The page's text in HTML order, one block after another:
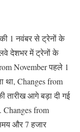
1 नवंबर से ट्रेनों के
देशभर में ट्रेनों के
November पहले 1
था, Changes from
तारीख आगे बड़ा दी गई
Changes from
और 7 हजार